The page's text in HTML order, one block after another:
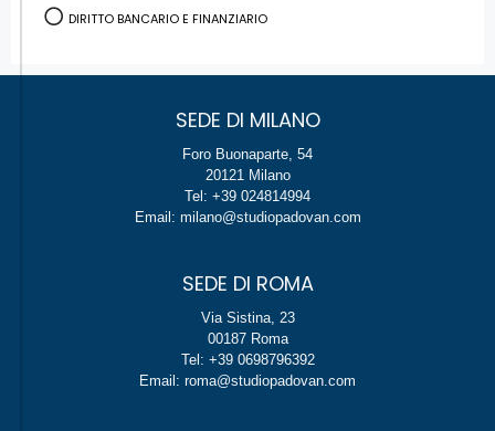
DIRITTO BANCARIO E FINANZIARIO
SEDE DI MILANO
Foro Buonaparte, 54
20121 Milano
Tel: +39 024814994
Email: milano@studiopadovan.com
SEDE DI ROMA
Via Sistina, 23
00187 Roma
Tel: +39 0698796392
Email: roma@studiopadovan.com